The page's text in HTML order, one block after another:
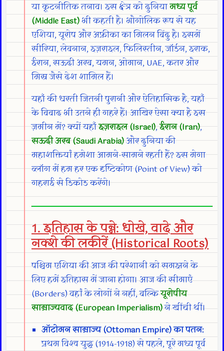
या कूटनीतिक तनाव। इस क्षेत्र को दुनियामध्य पूर्व
(Middle East) भी कहती है। भौगोलिक रूप से यह
एशिया, यूरोप और अफ्रीका का मिलन बिंदु है। इसमें
सीरिया, लेबनान, इज़राइल, फिलिस्तीन, जॉर्डन, इराक,
ईरान, सऊदी अरब, यमन, ओमान, UAE, कतर और
मिस्र जैसे देश शामिल हैं।
यहाँ की धरती जितनी पुरानी और ऐतिहासिक है, यहाँ
के विवाद भी उतने ही गहरे हैं। आखिर ऐसा क्या है इस
ज़मीन में? क्यों यहाँइज़राइल (Israel),ईरान (Iran),
सऊदी अरब (Saudi Arabia)और दुनिया की
महाशक्तियां हमेशा आमने-सामने रहती हैं? इस मेगा
ब्लॉग में हम हर एक दृष्टिकोण (Point of View) को
गहराई से डिकोड करेंगे।
1. इतिहास के पन्ने: धोखे, वादे और
नक्शे की लकीरें (Historical Roots)
पश्चिम एशिया की आज की परेशानी को समझने के
लिए हमें इतिहास में जाना होगा। आज की सीमाएं
(Borders) वहां के लोगों ने नहीं, बल्कियूरोपीय
साम्राज्यवाद (European Imperialism)ने खींची थीं।
ऑटोमन साम्राज्य (Ottoman Empire) का पतन:
प्रथम विश्व युद्ध (1914-1918) से पहले, पूरे मध्य पूर्व